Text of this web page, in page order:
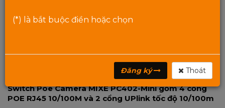
Switch Poe Camera MIXE PC402-Mini gồm 4 cổng
POE RJ45 10/100M và 2 cổng UPlink tốc độ 10/100m
(*) là bắt buộc điền hoặc chọn
Đăng ký Thoát